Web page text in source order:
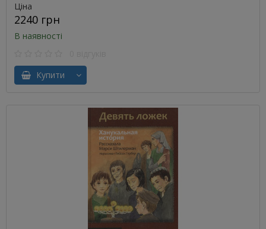
Ціна
2240 грн
В наявності
Купити